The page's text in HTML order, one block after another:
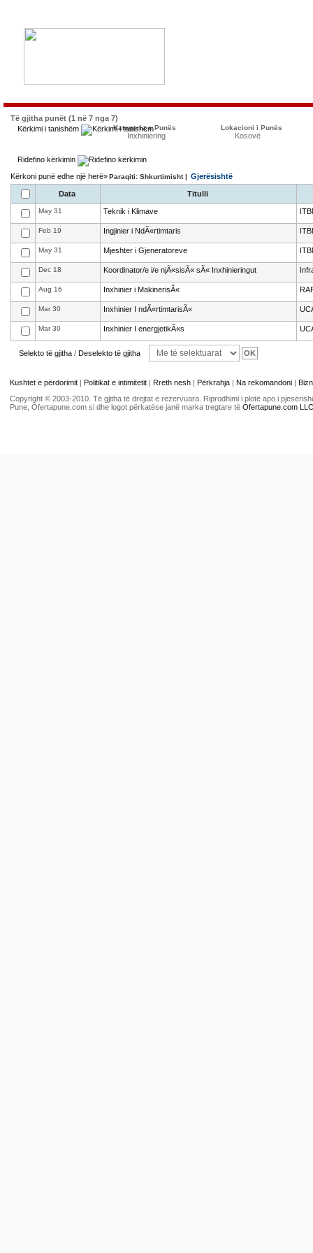
Të gjitha punët (1 në 7 nga 7)
Kërkimi i tanishëm
Kategoria e Punës
Inxhiniering
Lokacioni i Punës
Kosovë
Ridefino kërkimin
Kërkoni punë edhe një herë»Paraqiti: Shkurtimisht | Gjerësishtë
Data Titulli
May 31 Teknik i Klimave
Feb 19 Ingjinier i NdÃ«rtimtaris
May 31 Mjeshter i Gjeneratoreve
Dec 18 Koordinator/e i/e njÃ«sisÃ« sÃ« Inxhinieringut
Aug 16 Inxhinier i MakinerisÃ«
Mar 30 Inxhinier I ndÃ«rtimtarisÃ«
Mar 30 Inxhinier I energjetikÃ«s
Selekto të gjitha / Deselekto të gjitha
Kushtet e përdorimit | Politikat e intimitetit | Rreth nesh | Përkrahja | Na rekomandoni |
Copyright © 2003-2010. Të gjitha të drejtat e rezervuara. Riprodhimi i plotë apo i
Pune, Ofertapune.com si dhe logot përkatëse janë marka tregtare të Ofertapune.com LLC